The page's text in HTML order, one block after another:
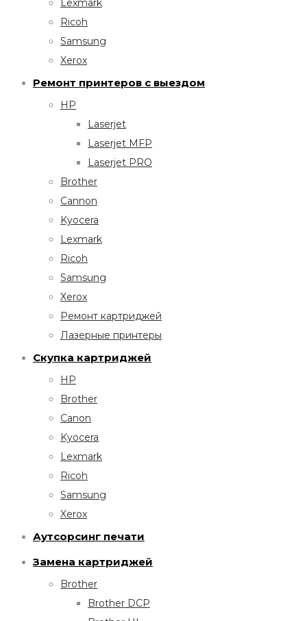
Lexmark
Ricoh
Samsung
Xerox
Ремонт принтеров с выездом
HP
Laserjet
Laserjet MFP
Laserjet PRO
Brother
Cannon
Kyocera
Lexmark
Ricoh
Samsung
Xerox
Ремонт картриджей
Лазерные принтеры
Скупка картриджей
HP
Brother
Canon
Kyocera
Lexmark
Ricoh
Samsung
Xerox
Аутсорсинг печати
Замена картриджей
Brother
Brother DCP